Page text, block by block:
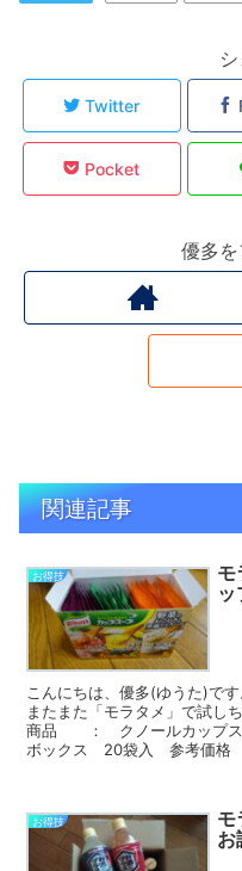
Twitter
Pocket
優多
関連記事
お得技
モ
こんにちは、優多(ゆうた)で
またまた「モラタメ」で試
商品 ： クノールカップス
ボックス 20袋入 参考価
お得技
モ
お